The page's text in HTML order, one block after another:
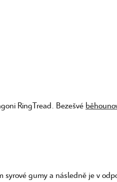
RingTread. Bezešvé
gumy a následně je v